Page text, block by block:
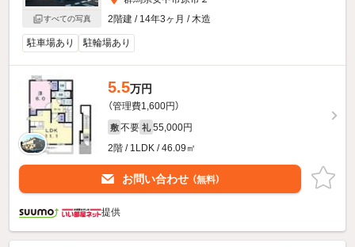
すべての写真
2階建 / 14年3ヶ月 / 木造
駐車場あり 駐輪場あり
5.5万円
（管理費1,600円）
敷 不要 礼 55,000円
2階 / 1LDK / 46.09㎡
お問い合わせ （無料）
提供